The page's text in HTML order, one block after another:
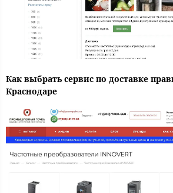
Как выбрать сервис по доставке
Краснодаре